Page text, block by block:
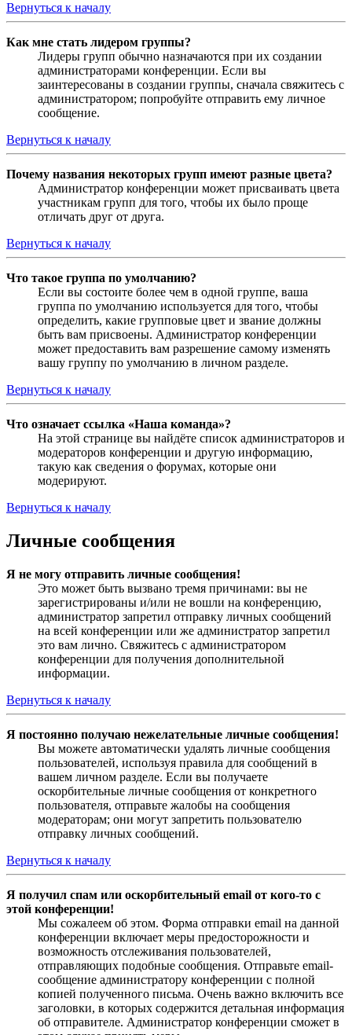
Вернуться к началу
Как мне стать лидером группы?
Лидеры групп обычно назначаются при их создании
администраторами конференции. Если вы
заинтересованы в создании группы, сначала свяжитесь с
администратором; попробуйте отправить ему личное
сообщение.
Вернуться к началу
Почему названия некоторых групп имеют разные цвета?
Администратор конференции может присваивать цвета
участникам групп для того, чтобы их было проще
отличать друг от друга.
Вернуться к началу
Что такое группа по умолчанию?
Если вы состоите более чем в одной группе, ваша
группа по умолчанию используется для того, чтобы
определить, какие групповые цвет и звание должны
быть вам присвоены. Администратор конференции
может предоставить вам разрешение самому изменять
вашу группу по умолчанию в личном разделе.
Вернуться к началу
Что означает ссылка «Наша команда»?
На этой странице вы найдёте список администраторов и
модераторов конференции и другую информацию,
такую как сведения о форумах, которые они
модерируют.
Вернуться к началу
Личные сообщения
Я не могу отправить личные сообщения!
Это может быть вызвано тремя причинами: вы не
зарегистрированы и/или не вошли на конференцию,
администратор запретил отправку личных сообщений
на всей конференции или же администратор запретил
это вам лично. Свяжитесь с администратором
конференции для получения дополнительной
информации.
Вернуться к началу
Я постоянно получаю нежелательные личные сообщения!
Вы можете автоматически удалять личные сообщения
пользователей, используя правила для сообщений в
вашем личном разделе. Если вы получаете
оскорбительные личные сообщения от конкретного
пользователя, отправьте жалобы на сообщения
модераторам; они могут запретить пользователю
отправку личных сообщений.
Вернуться к началу
Я получил спам или оскорбительный email от кого-то с
этой конференции!
Мы сожалеем об этом. Форма отправки email на данной
конференции включает меры предосторожности и
возможность отслеживания пользователей,
отправляющих подобные сообщения. Отправьте email-
сообщение администратору конференции с полной
копией полученного письма. Очень важно включить все
заголовки, в которых содержится детальная информация
об отправителе. Администратор конференции сможет в